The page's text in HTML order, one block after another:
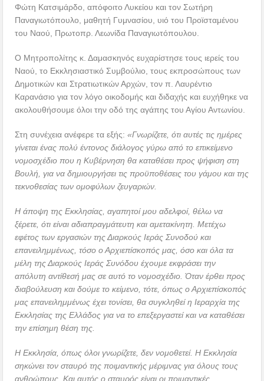
Φώτη Κατσιμάρδο, απόφοιτο Λυκείου και τον Σωτήρη
Παναγιωτόπουλο, μαθητή Γυμνασίου, υιό του Προϊσταμένου
του Ναού, Πρωτοπρ. Λεωνίδα Παναγιωτόπουλου.
Ο Μητροπολίτης κ. Δαμασκηνός ευχαρίστησε τους ιερείς του
Ναού, το Εκκλησιαστικό Συμβούλιο, τους εκπροσώπους των
Δημοτικών και Στρατιωτικών Αρχών, τον π. Λαυρέντιο
Καρανάσιο για τον λόγο οικοδομής και διδαχής και ευχήθηκε να
ακολουθήσουμε όλοι την οδό της αγάπης του Αγίου Αντωνίου.
Στη συνέχεια ανέφερε τα εξής:«Γνωρίζετε, ότι αυτές τις ημέρες
γίνεται ένας πολύ έντονος διάλογος γύρω από το επικείμενο
νομοσχέδιο που η Κυβέρνηση θα καταθέσει προς ψήφιση στη
Βουλή, για να δημιουργήσει τις προϋποθέσεις του γάμου και της
τεκνοθεσίας των ομοφύλων ζευγαριών.
Η άποψη της Εκκλησίας, αγαπητοί μου αδελφοί, θέλω να
ξέρετε, ότι είναι αδιαπραγμάτευτη και αμετακίνητη. Μετέχω
εφέτος των εργασιών της Διαρκούς Ιεράς Συνοδού και
επανειλημμένως, τόσο ο Αρχιεπίσκοπός μας, όσο και όλα τα
μέλη της Διαρκούς Ιεράς Συνόδου έχουμε εκφράσει την
απόλυτη αντίθεσή μας σε αυτό το νομοσχέδιο. Όταν έρθει προς
διαβούλευση και δούμε το κείμενο, τότε, όπως ο Αρχιεπίσκοπός
μας επανειλημμένως έχει τονίσει, θα συγκληθεί η Ιεραρχία της
Εκκλησίας της Ελλάδος για να το επεξεργαστεί και να καταθέσει
την επίσημη θέση της.
Η Εκκλησία, όπως όλοι γνωρίζετε, δεν νομοθετεί. Η Εκκλησία
σηκώνει τον σταυρό της ποιμαντικής μέριμνας για όλους τους
ανθρώπους. Και αυτός ο σταυρός είναι οι ποιμαντικές